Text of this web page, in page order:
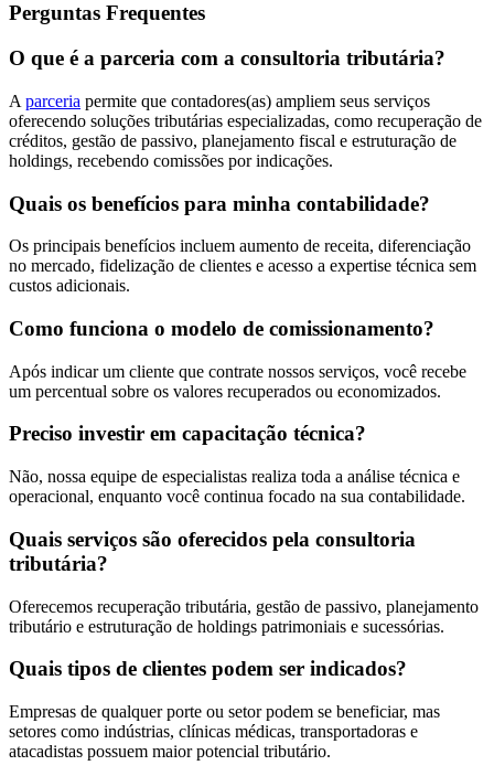
Perguntas Frequentes
O que é a parceria com a consultoria tributária?
A parceria permite que contadores(as) ampliem seus serviços
oferecendo soluções tributárias especializadas, como recuperação de
créditos, gestão de passivo, planejamento fiscal e estruturação de
holdings, recebendo comissões por indicações.
Quais os benefícios para minha contabilidade?
Os principais benefícios incluem aumento de receita, diferenciação
no mercado, fidelização de clientes e acesso a expertise técnica sem
custos adicionais.
Como funciona o modelo de comissionamento?
Após indicar um cliente que contrate nossos serviços, você recebe
um percentual sobre os valores recuperados ou economizados.
Preciso investir em capacitação técnica?
Não, nossa equipe de especialistas realiza toda a análise técnica e
operacional, enquanto você continua focado na sua contabilidade.
Quais serviços são oferecidos pela consultoria
tributária?
Oferecemos recuperação tributária, gestão de passivo, planejamento
tributário e estruturação de holdings patrimoniais e sucessórias.
Quais tipos de clientes podem ser indicados?
Empresas de qualquer porte ou setor podem se beneficiar, mas
setores como indústrias, clínicas médicas, transportadoras e
atacadistas possuem maior potencial tributário.